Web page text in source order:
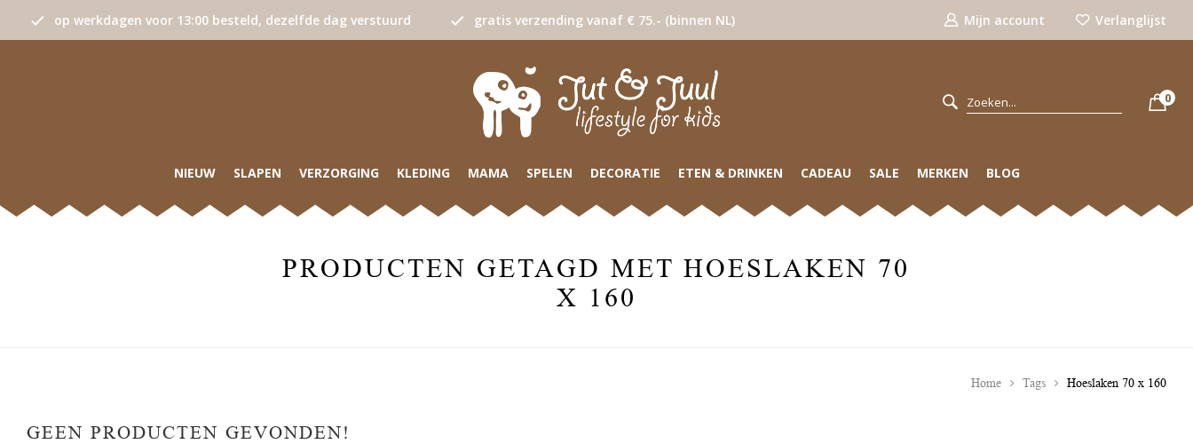
op werkdagen voor 13:00 besteld, dezelfde dag verstuurd gratis verzending vanaf € 75.- (binnen NL) Mijn account Verlanglijst
0
NIEUW SLAPEN VERZORGING KLEDING MAMA SPELEN DECORATIE ETEN & DRINKEN CADEAU SALE MERKEN BLOG
PRODUCTEN GETAGD MET HOESLAKEN 70
X 160
Home Tags Hoeslaken 70 x 160
GEEN PRODUCTEN GEVONDEN!